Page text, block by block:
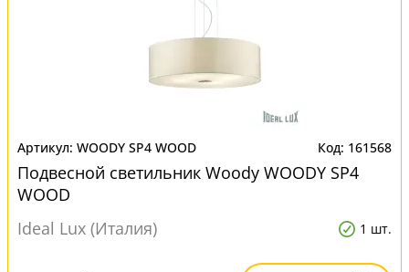
WOODY SP4 WOOD 161568
Подвесной светильник Woody WOODY SP4
WOOD
Ideal Lux (Италия)
1 шт.